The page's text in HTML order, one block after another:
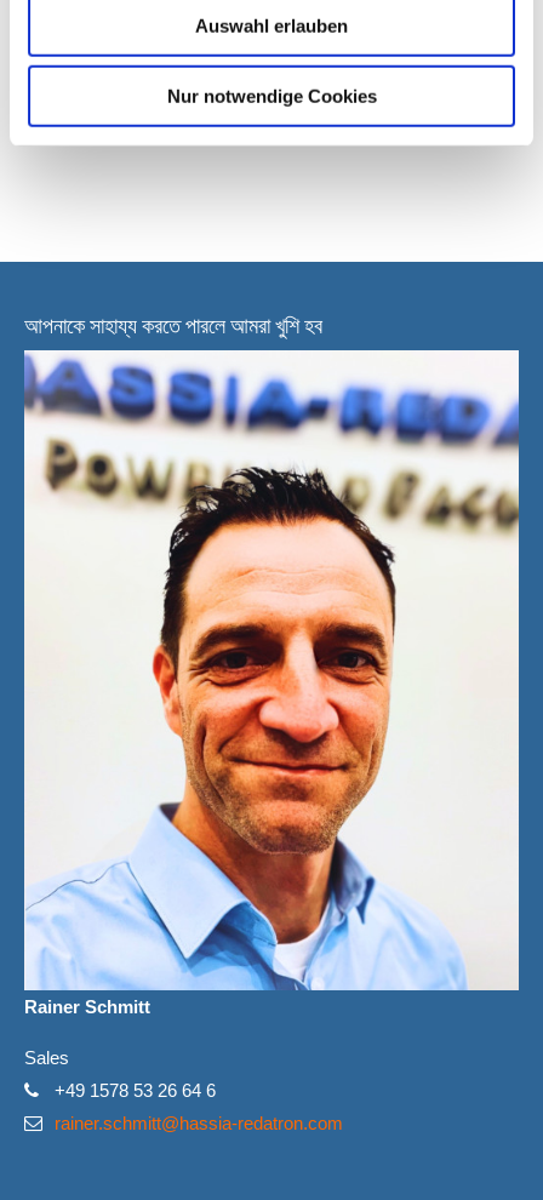
Auswahl erlauben
Nur notwendige Cookies
অবিরাম (Bc) ≤ 200 চক্র/মিনিট
আপনাকে সাহায্য করতে পারলে আমরা খুশি হব
Rainer Schmitt
Sales
+49 1578 53 26 64 6
rainer.schmitt@hassia-redatron.com